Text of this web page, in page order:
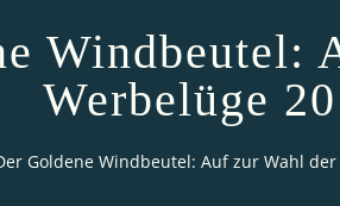
Windbeutel:
Werbelüge
Goldene Windbeutel: Auf zur Wahl